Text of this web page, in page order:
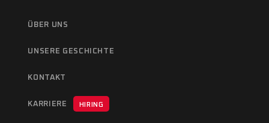
ÜBER UNS
UNSERE GESCHICHTE
KONTAKT
KARRIERE HIRING